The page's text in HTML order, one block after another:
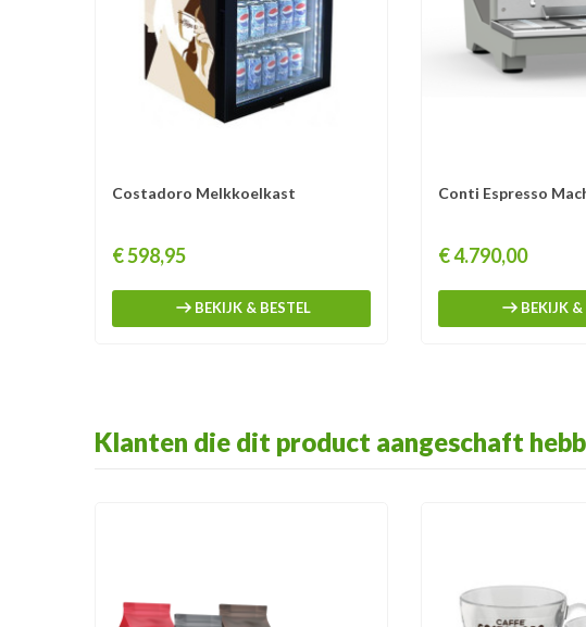
Costadoro Melkkoelkast
Prijs
€ 598,95
BEKIJK & BESTEL
Conti Espresso
Prijs
€ 4.790,00
BEKIJK &
Klanten die dit product aangeschaft